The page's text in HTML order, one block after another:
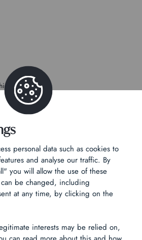
Made byIzhak
personal data such as cookies to
and analyse our traffic. By
you will allow the use of these
be changed, including
at any time, by clicking on the
interests may be relied on,